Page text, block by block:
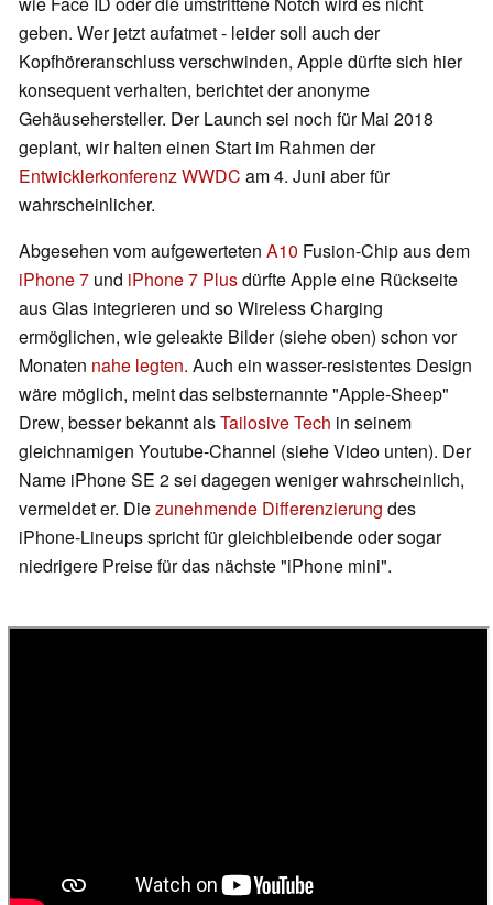
geben. Wer jetzt aufatmet - leider soll auch der
Kopfhöreranschluss verschwinden, Apple dürfte sich hier
konsequent verhalten, berichtet der anonyme
Gehäusehersteller. Der Launch sei noch für Mai 2018
geplant, wir halten einen Start im Rahmen der
Entwicklerkonferenz WWDC am 4. Juni aber für
wahrscheinlicher.
Abgesehen vom aufgewerteten A10 Fusion-Chip aus dem
iPhone 7 und iPhone 7 Plusdürfte Apple eine Rückseite
aus Glas integrieren und so Wireless Charging
ermöglichen, wie geleakte Bilder (siehe oben) schon vor
Monaten nahe legten. Auch ein wasser-resistentes Design
wäre möglich, meint das selbsternannte "Apple-Sheep"
Drew, besser bekannt alsTailosive Tech in seinem
gleichnamigen Youtube-Channel (siehe Video unten). Der
Name iPhone SE 2 sei dagegen weniger wahrscheinlich,
vermeldet er. Diezunehmende Differenzierung des
iPhone-Lineups spricht für gleichbleibende oder sogar
niedrigere Preise für das nächste "iPhone mini".